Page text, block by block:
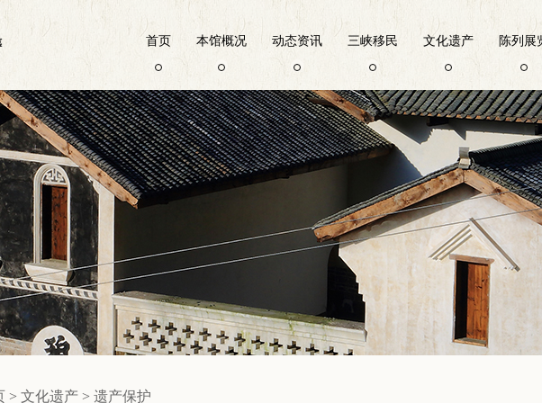
首页 本馆概况 动态资讯 三峡移民 文化遗产 陈列展
>文化遗产 >遗产保护